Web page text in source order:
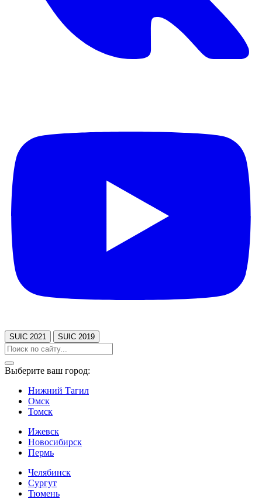
SUIC 2021 SUIC 2019
Выберите ваш город:
Нижний Тагил
Омск
Томск
Ижевск
Новосибирск
Пермь
Челябинск
Сургут
Тюмень